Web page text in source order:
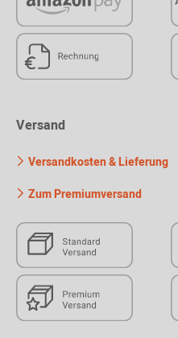
Versand
Versandkosten & Lieferung
Zum Premiumversand